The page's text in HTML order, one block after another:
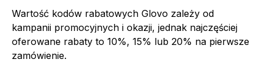
Wartość kodów rabatowych Glovo zależy od
kampanii promocyjnych i okazji, jednak najczęściej
oferowane rabaty to 10%, 15% lub 20% na pierwsze
zamówienie.